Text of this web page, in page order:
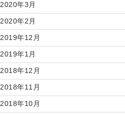
2020年3月
2020年2月
2019年12月
2019年1月
2018年12月
2018年11月
2018年10月